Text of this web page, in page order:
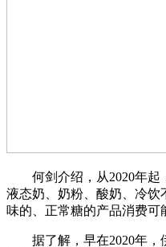
何剑介绍，从2020年起，
液态奶、奶粉、酸奶、冷饮
味的、正常糖的产品消费
据了解，早在2020年，伊